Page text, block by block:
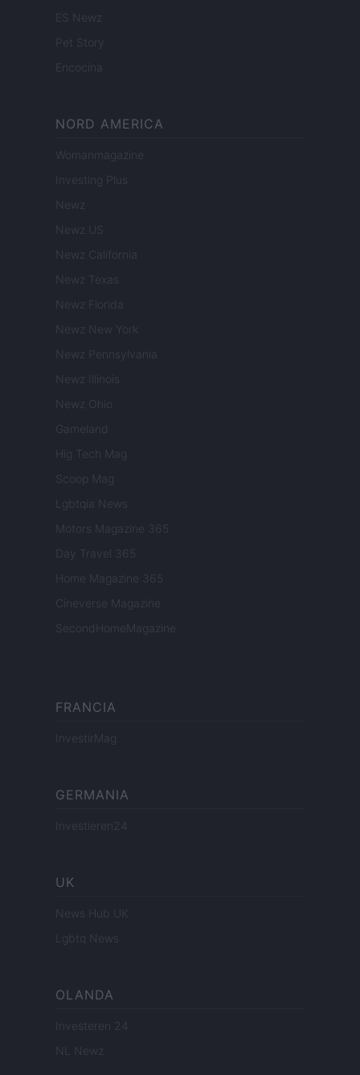
ES Newz
Pet Story
Encocina
NORD AMERICA
Womanmagazine
Investing Plus
Newz
Newz US
Newz California
Newz Texas
Newz Florida
Newz New York
Newz Pennsylvania
Newz Illinois
Newz Ohio
Gameland
Hig Tech Mag
Scoop Mag
Lgbtqia News
Motors Magazine 365
Day Travel 365
Home Magazine 365
Cineverse Magazine
SecondHomeMagazine
FRANCIA
InvestirMag
GERMANIA
Investieren24
UK
News Hub UK
Lgbtq News
OLANDA
Investeren 24
NL Newz